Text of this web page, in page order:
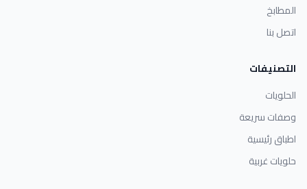
المطابخ
اتصل بنا
التصنيفات
الحلويات
وصفات سريعة
اطباق رئيسية
حلويات غربية